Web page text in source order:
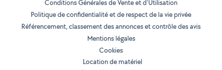
Conditions Générales de Vente et d'Utilisation
Politique de confidentialité et de respect de la vie privée
Référencement, classement des annonces et contrôle des avis
Mentions légales
Cookies
Location de matériel